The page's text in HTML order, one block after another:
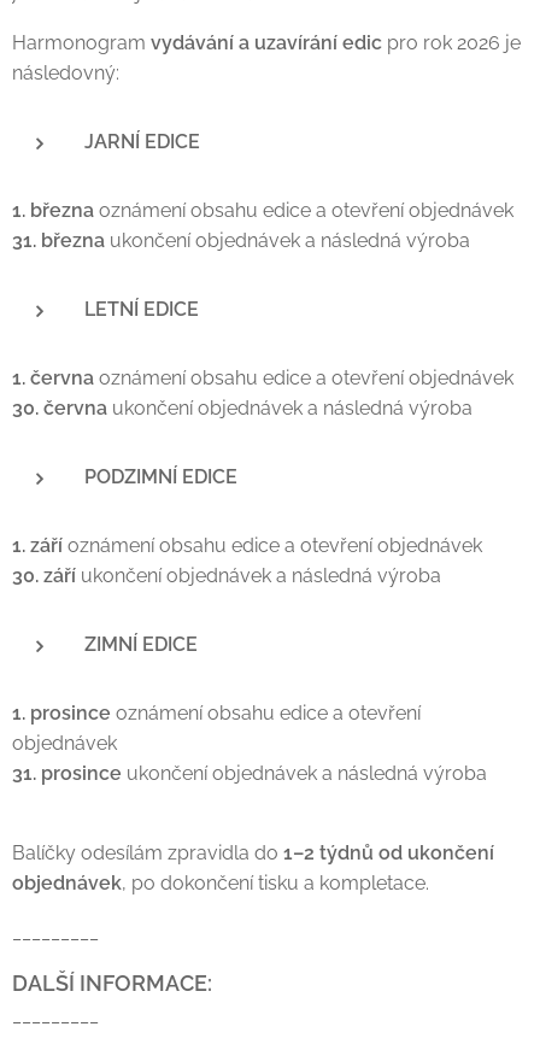
Harmonogram vydávání a uzavírání edic pro rok 2026 je
následovný:
JARNÍ EDICE
1. března oznámení obsahu edice a otevření objednávek
31. března ukončení objednávek a následná výroba
LETNÍ EDICE
1. června oznámení obsahu edice a otevření objednávek
30. června ukončení objednávek a následná výroba
PODZIMNÍ EDICE
1. září oznámení obsahu edice a otevření objednávek
30. září ukončení objednávek a následná výroba
ZIMNÍ EDICE
1. prosince oznámení obsahu edice a otevření
objednávek
31. prosince ukončení objednávek a následná výroba
Balíčky odesílám zpravidla do 1–2 týdnů od ukončení
objednávek, po dokončení tisku a kompletace.
DALŠÍ INFORMACE: